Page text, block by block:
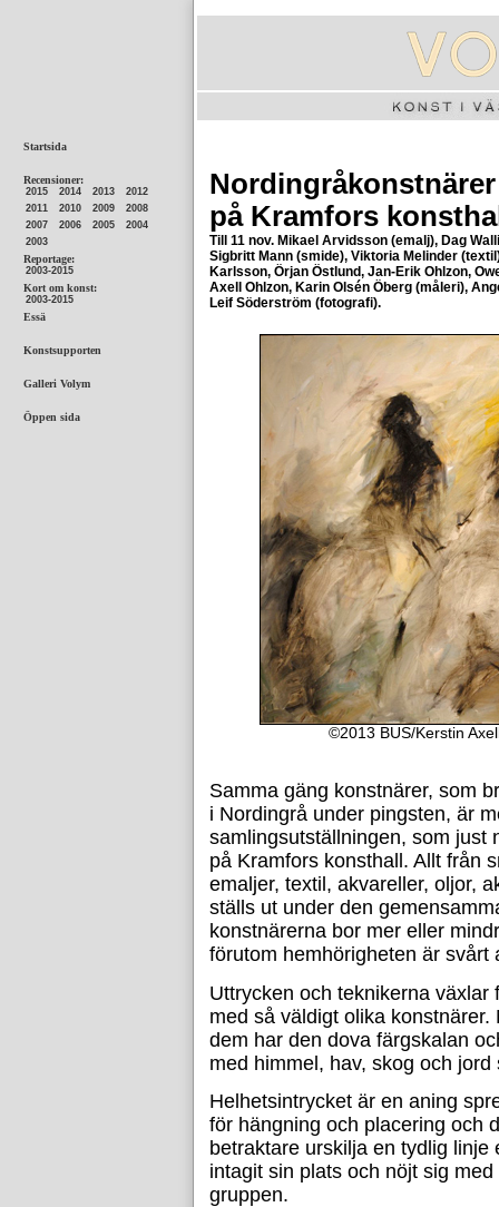
Nordingråkonstnärer
på Kramfors
Till 11 nov. Mikael Arvidsson (emalj), Dag
Sigbritt Mann (smide), Viktoria Melinder
Karlsson, Örjan Östlund, Jan-Erik Ohlzon,
Axell Ohlzon, Karin Olsén Öberg (måleri),
Leif Söderström (fotografi).
©2013 BUS/Kerstin
Samma gäng konstnärer, som
i Nordingrå under pingsten, är
samlingsutställningen, som just
på Kramfors konsthall. Allt från
emaljer, textil, akvareller, oljor,
ställs ut under den
konstnärerna bor mer eller
förutom hemhörigheten är svårt
Uttrycken och teknikerna
med så väldigt olika
dem har den dova färgskalan
med himmel, hav, skog och
Helhetsintrycket är en aning
för hängning och placering och
betraktare urskilja en tydlig
intagit sin plats och nöjt sig
gruppen.